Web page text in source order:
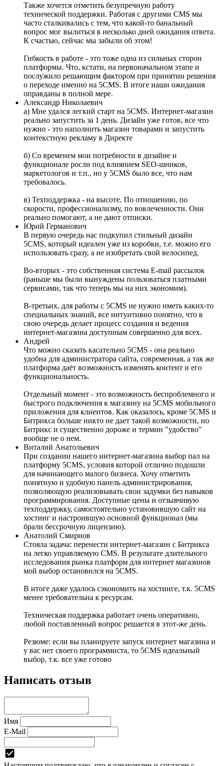
Также хочется отметить безупречную работу
технической поддержки. Работая с другими CMS мы
часто сталкивались с тем, что какой-то банальный
вопрос мог вылиться в несколько дней ожидания ответа.
К счастью, сейчас мы забыли об этом!
Гибкость в работе - это тоже одна из сильных сторон
платформы. Что, кстати, на первоначальном этапе и
послужило решающим фактором при принятии решения
о переходе именно на 5CMS. В итоге наши ожидания
оправданы в полной мере.
Александр Николаевич
а) Мне удался легкий старт на 5CMS. Интернет-магазин
реально запустить за 1 день. Дизайн уже готов, все что
нужно - это наполнить магазин товарами и запустить
контекстную рекламу в Директе
б) Со временем мои потребности в дизайне и
функционале росли под влиянием SEO-шников,
маркетологов и т.п., но у 5CMS было все, что нам
требовалось.
в) Техподдержка - на высоте. По отношению, по
скорости, профессионализму, по вовлеченности. Они
реально помогают, а не дают отписки.
Юрий Германович
В первую очередь нас подкупил стильный дизайн
5CMS, который идеален уже из коробки, т.е. можно его
использовать сразу, а не изобретать свой велосипед.
Во-вторых - это собственная система E-mail рассылок
(раньше мы были вынуждены пользоваться платными
сервисами, так что теперь мы на них экономим).
В-третьих, для работы с 5CMS не нужно иметь каких-то
специальных знаний, все интуитивно понятно, что в
свою очередь делает процесс создания и ведения
интернет-магазина доступным совершенно для всех.
Андрей
Что можно сказать касательно 5CMS - она реально
удобна для администратора сайта, современная, а так же
платформа даёт возможность изменять контент и его
функциональность.
Отдельный момент - это возможность беспроблемного и
быстрого подключения к магазину на 5CMS мобильного
приложения для клиентов. Как оказалось, кроме 5CMS и
Битрикса больше никто не дает такой возможности, но
Битрикс и существенно дороже и термин "удобство"
вообще не о нем.
Виталий Анатольевич
При создании нашего интернет-магазина выбор пал на
платформу 5CMS, условия которой отлично подошли
для начинающего малого бизнеса. Хочу отметить
понятную и удобную панель администрирования,
позволяющую реализовывать свои задумки без навыков
программирования. Доступные цены и отзывчивую
техподдержку, самостоятельно установившую сайт на
хостинг и настроившую основной функционал (мы
брали бессрочную лицензию).
Анатолий Смирнов
Стояла задача: перенести интернет-магазин с Битрикса
на легко управляемую CMS. В результате длительного
исследования рынка платформ для интернет магазинов
мой выбор остановился на 5CMS.
В итоге даже удалось сэкономить на хостинге, т.к. 5CMS
менее требовательна к ресурсам.
Техническая поддержка работает очень оперативно,
любой поставленный вопрос решается в этот-же день.
Резюме: если вы планируете запуск интернет магазина и
у вас нет своего программиста, то 5CMS идеальный
выбор, т.к. все уже готово
Написать отзыв
Имя
E-Mail